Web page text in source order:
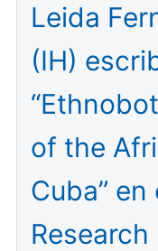
Leida
(IH)
of the
Cuba”